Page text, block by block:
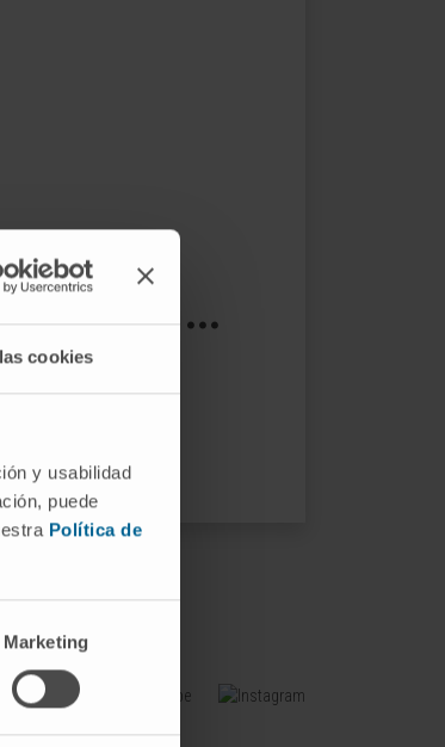
cookies
y usabilidad
puede
Política de
Marketing
exist ...